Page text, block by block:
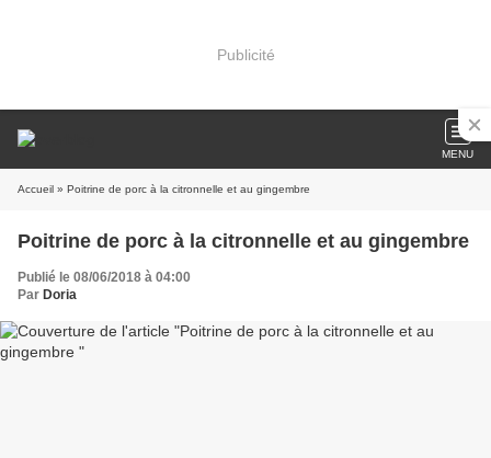
Publicité
MENU
Accueil » Poitrine de porc à la citronnelle et au gingembre
Poitrine de porc à la citronnelle et au gingembre
Publié le 08/06/2018 à 04:00
Par Doria